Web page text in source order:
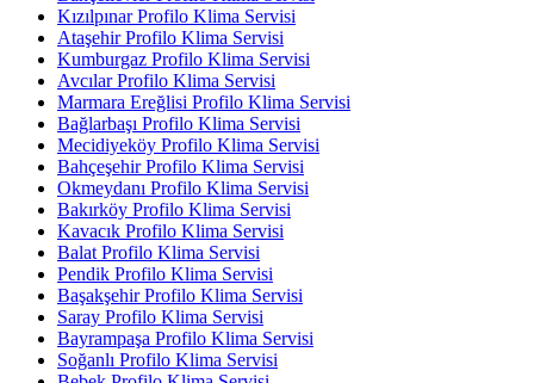
Kızılpınar Profilo Klima Servisi
Ataşehir Profilo Klima Servisi
Kumburgaz Profilo Klima Servisi
Avcılar Profilo Klima Servisi
Marmara Ereğlisi Profilo Klima Servisi
Bağlarbaşı Profilo Klima Servisi
Mecidiyeköy Profilo Klima Servisi
Bahçeşehir Profilo Klima Servisi
Okmeydanı Profilo Klima Servisi
Bakırköy Profilo Klima Servisi
Kavacık Profilo Klima Servisi
Balat Profilo Klima Servisi
Pendik Profilo Klima Servisi
Başakşehir Profilo Klima Servisi
Saray Profilo Klima Servisi
Bayrampaşa Profilo Klima Servisi
Soğanlı Profilo Klima Servisi